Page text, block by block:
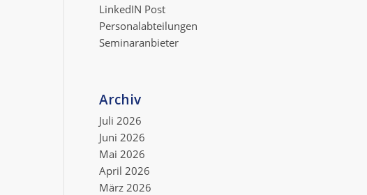
LinkedIN Post
Personalabteilungen
Seminaranbieter
Archiv
Juli 2026
Juni 2026
Mai 2026
April 2026
März 2026